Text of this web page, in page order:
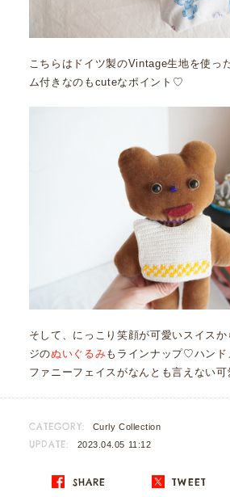
こちらはドイツ製のVintage生地を使っ
ム付きなのもcuteなポイント♡
そして、にっこり笑顔が可愛いスイス
ジのぬいぐるみもラインナップ♡ハンド
ファニーフェイスがなんとも言えない
CATEGORY: Curly Collection
UPDATE: 2023.04.05 11:12
SHARE TWEET